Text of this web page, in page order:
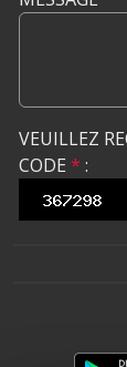
VEUILLEZ
CODE * :